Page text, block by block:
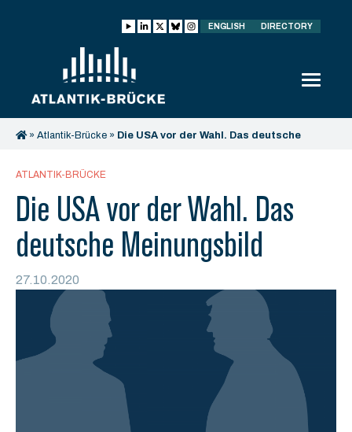
ENGLISH DIRECTORY
» Atlantik-Brücke » Die USA vor der Wahl. Das deutsche
ATLANTIK-BRÜCKE
Die USA vor der Wahl. Das
deutsche Meinungsbild
27.10.2020